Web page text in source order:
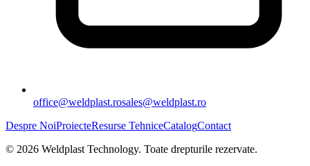
office@weldplast.rosales@weldplast.ro
Despre NoiProiecteResurse TehniceCatalogContact
© 2026 Weldplast Technology. Toate drepturile rezervate.